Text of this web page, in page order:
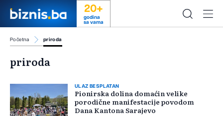
20+
godina
sa vama
Početna priroda
priroda
ULAZ BESPLATAN
Pionirska dolina domaćin velike
porodične manifestacije povodom
Dana Kantona Sarajevo